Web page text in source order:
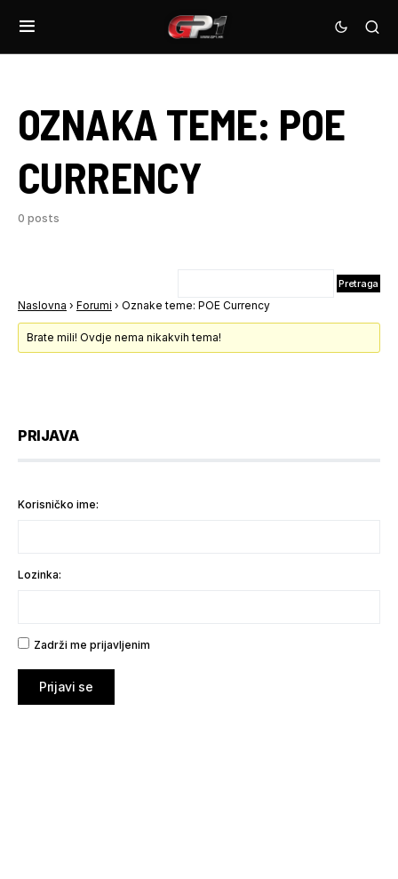
OZNAKA TEME: POE
CURRENCY
0 posts
Naslovna › Forumi › Oznake teme: POE Currency
Brate mili! Ovdje nema nikakvih tema!
PRIJAVA
Korisničko ime:
Lozinka:
Zadrži me prijavljenim
Prijavi se